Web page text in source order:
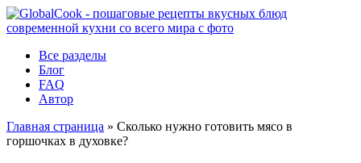
Перейти
к
Все разделы
Блог
FAQ
Автор
Главная страница » Сколько нужно готовить мясо в
горшочках в духовке?